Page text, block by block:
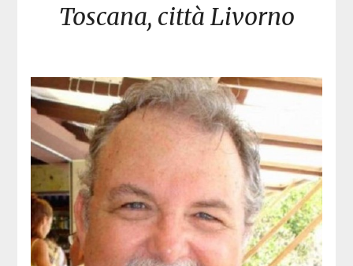
Toscana, città Livorno